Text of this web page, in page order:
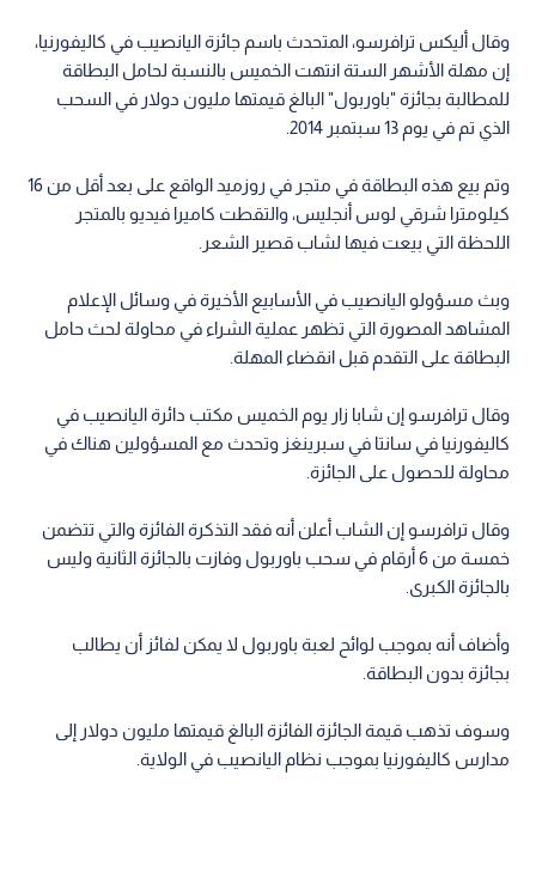
وقال أليكس ترافرسو، المتحدث باسم جائزة اليانصيب في كاليفورنيا،
إن مهلة الأشهر الستة انتهت الخميس بالنسبة لحامل البطاقة
للمطالبة بجائزة "باوربول" البالغ قيمتها مليون دولار في السحب
الذي تم في يوم 13 سبتمبر 2014.
وتم بيع هذه البطاقة في متجر في روزميد الواقع على بعد أقل من 16
كيلومترا شرقي لوس أنجليس، والتقطت كاميرا فيديو بالمتجر
اللحظة التي بيعت فيها لشاب قصير الشعر.
وبث مسؤولو اليانصيب في الأسابيع الأخيرة في وسائل الإعلام
المشاهد المصورة التي تظهر عملية الشراء في محاولة لحث حامل
البطاقة على التقدم قبل انقضاء المهلة.
وقال ترافرسو إن شابا زار يوم الخميس مكتب دائرة اليانصيب في
كاليفورنيا في سانتا في سبرينغز وتحدث مع المسؤولين هناك في
محاولة للحصول على الجائزة.
وقال ترافرسو إن الشاب أعلن أنه فقد التذكرة الفائزة والتي تتضمن
خمسة من 6 أرقام في سحب باوربول وفازت بالجائزة الثانية وليس
بالجائزة الكبرى.
وأضاف أنه بموجب لوائح لعبة باوربول لا يمكن لفائز أن يطالب
بجائزة بدون البطاقة.
وسوف تذهب قيمة الجائزة الفائزة البالغ قيمتها مليون دولار إلى
مدارس كاليفورنيا بموجب نظام اليانصيب في الولاية.